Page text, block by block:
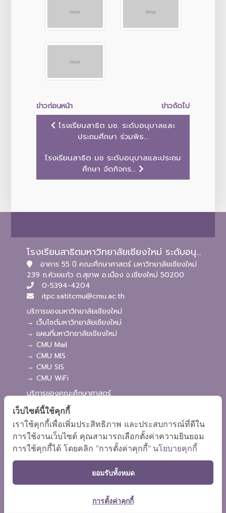
ข่าวก่อนหน้า
ข่าวถัดไป
โรงเรียนสาธิต มช. ระดับอนุบาลและ
ประถมศึกษา ร่วมพิธ...
โรงเรียนสาธิต มช ระดับอนุบาลและประถม
ศึกษา จัดกิจกร...
โรงเรียนสาธิตมหาวิทยาลัยเชียงใหม่ ระดับอนุบาลและประถมศึกษา
อาคาร 55 ปี คณะศึกษาศาสตร์ มหาวิทยาลัยเชียงใหม่
239 ถ.ห้วยแก้ว ต.สุเทพ อ.เมือง จ.เชียงใหม่ 50200
0-5394-4204
itpc.satitcmu@cmu.ac.th
บริการของมหาวิทยาลัยเชียงใหม่
→ เว็บไซต์มหาวิทยาลัยเชียงใหม่
→ แผนที่มหาวิทยาลัยเชียงใหม่
→ CMU Mail
→ CMU MIS
→ CMU SIS
→ CMU WiFi
บริการของคณะศึกษาศาสตร์
→ เว็บไซต์คณะศึกษาศาสตร์
→ ระบบจัดการเว็บไซต์
→ ระบบ Admission
→ EDU MIS
→ EDU SIS
เว็บไซต์นี้ใช้คุกกี้
เราใช้คุกกี้เพื่อเพิ่มประสิทธิภาพ และประสบการณ์ที่ดีใน
การใช้งานเว็บไซต์ คุณสามารถเลือกตั้งค่าความยินยอม
การใช้คุกกี้ได้ โดยคลิก "การตั้งค่าคุกกี้" นโยบายคุกกี้
ยอมรับทั้งหมด
การตั้งค่าคุกกี้